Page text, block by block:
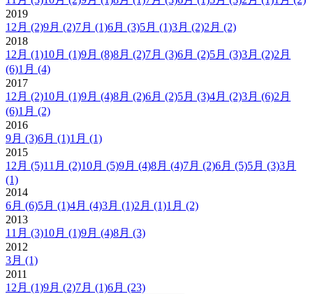
2019
12月 (2)9月 (2)7月 (1)6月 (3)5月 (1)3月 (2)2月 (2)
2018
12月 (1)10月 (1)9月 (8)8月 (2)7月 (3)6月 (2)5月 (3)3月 (2)2月
(6)1月 (4)
2017
12月 (2)10月 (1)9月 (4)8月 (2)6月 (2)5月 (3)4月 (2)3月 (6)2月
(6)1月 (2)
2016
9月 (3)6月 (1)1月 (1)
2015
12月 (5)11月 (2)10月 (5)9月 (4)8月 (4)7月 (2)6月 (5)5月 (3)3月
(1)
2014
6月 (6)5月 (1)4月 (4)3月 (1)2月 (1)1月 (2)
2013
11月 (3)10月 (1)9月 (4)8月 (3)
2012
3月 (1)
2011
12月 (1)9月 (2)7月 (1)6月 (23)